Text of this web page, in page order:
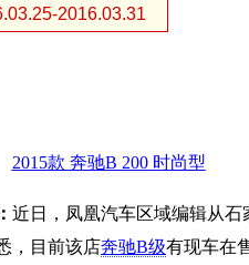
2016.03.31
2015款 奔驰B 200 时尚型
近日，凤凰汽车区域编辑从石
，目前该店奔驰B级有现车在